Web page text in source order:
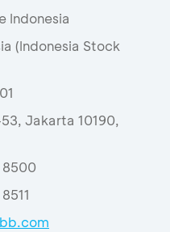
Indonesia
(Indonesia Stock
Jakarta 10190,
8500